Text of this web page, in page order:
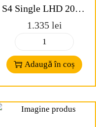
S4 Single LHD 20cm
pentru Mercedes
1.335 lei
Adaugă în coș